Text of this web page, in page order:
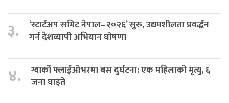
३.
‘स्टार्टअप समिट नेपाल–२०२६’ सुरु, उद्यमशीलता प्रवर्द्धन
गर्न देशव्यापी अभियान घोषणा
४.
ग्वार्को फ्लाईओभरमा बस दुर्घटना: एक महिलाको मृत्यु, ६
जना घाइते